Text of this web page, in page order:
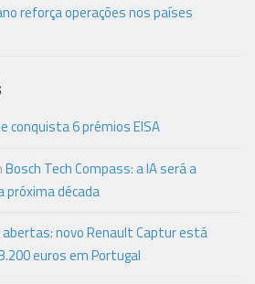
reforça operações nos países
conquista 6 prémios EISA
Bosch Tech Compass: a IA será a
próxima década
novo Renault Captur está
euros em Portugal